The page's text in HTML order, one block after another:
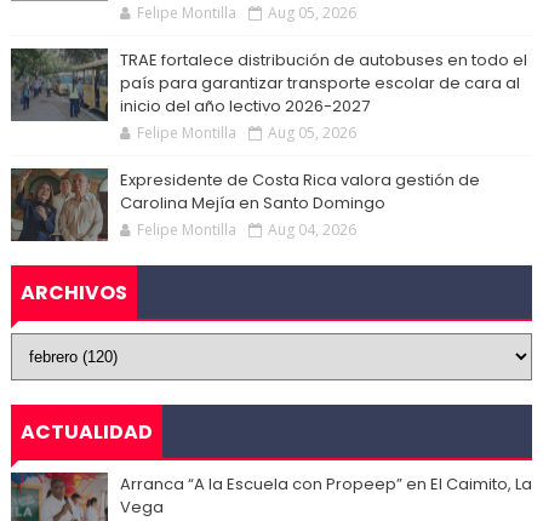
Felipe Montilla Aug 05, 2026
TRAE fortalece distribución de autobuses en todo el
país para garantizar transporte escolar de cara al
inicio del año lectivo 2026-2027
Felipe Montilla Aug 05, 2026
Expresidente de Costa Rica valora gestión de
Carolina Mejía en Santo Domingo
Felipe Montilla Aug 04, 2026
ARCHIVOS
ACTUALIDAD
Arranca “A la Escuela con Propeep” en El Caimito, La
Vega